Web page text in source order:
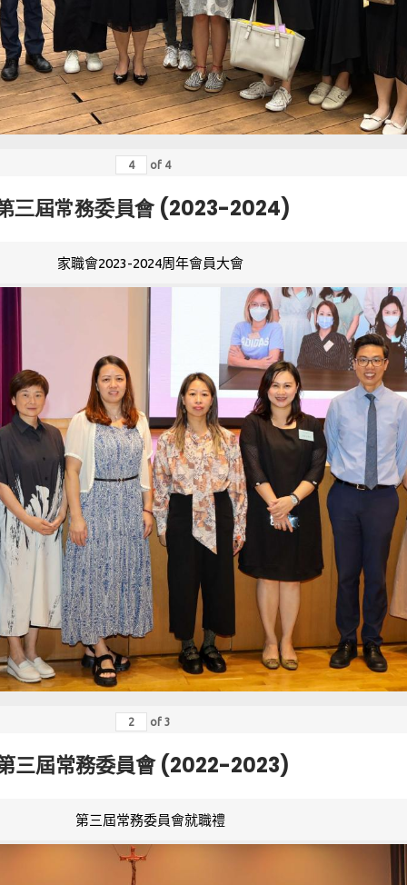
of 4
三屆常務委員會 (2023-2024)
家職會2023-2024周年會員大會
of 3
三屆常務委員會 (2022-2023)
第三屆常務委員會就職禮